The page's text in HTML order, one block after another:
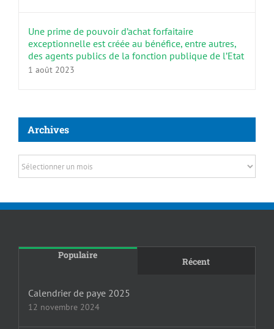
Une prime de pouvoir d’achat forfaitaire
exceptionnelle est créée au bénéfice, entre autres,
des agents publics de la fonction publique de l’Etat
1 août 2023
Archives
Archives
Populaire
Récent
Calendrier de paye 2025
12 novembre 2024